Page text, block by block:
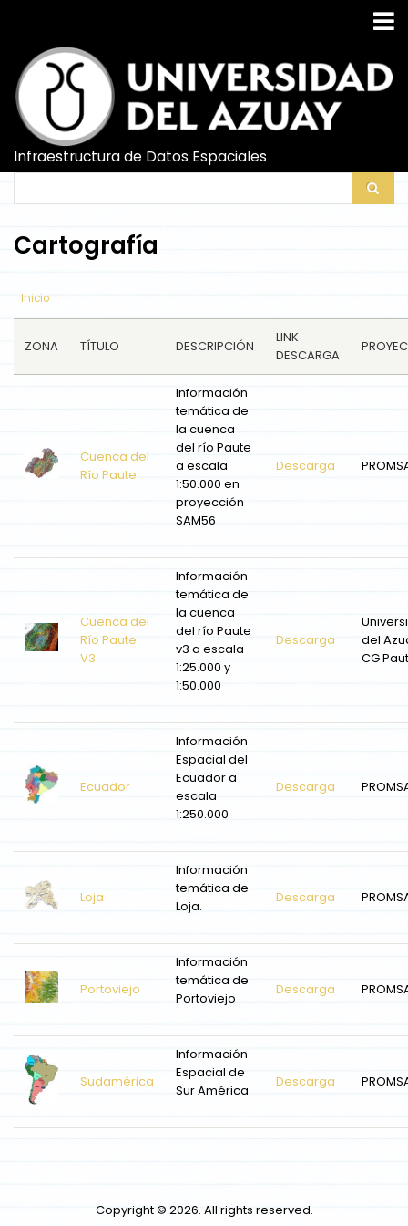
contenido
principal
Infraestructura de Datos Espaciales
Cartografía
Inicio
ZONA TÍTULO DESCRIPCIÓN
LINK
DESCARGA
Cuenca del
Río Paute
Información
temática de
la cuenca
del río Paute
a escala
1:50.000 en
proyección
SAM56
Descarga
Cuenca del
Río Paute
V3
Información
temática de
la cuenca
del río Paute
v3 a escala
1:25.000 y
1:50.000
Descarga
del
CG
Ecuador
Información
Espacial del
Ecuador a
escala
1:250.000
Descarga
Loja
Información
temática de
Loja.
Descarga
Portoviejo
Información
temática de
Portoviejo
Descarga
Sudamérica
Información
Espacial de
Sur América
Descarga
Copyright © 2026. All rights reserved.